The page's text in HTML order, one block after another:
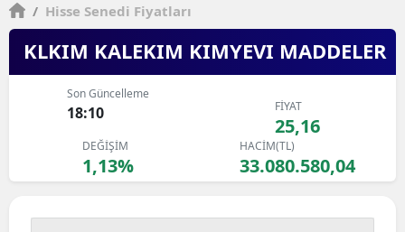
Amasya
Antalya
Artvin
/ Hisse Senedi Fiyatları
KLKIM KALEKIM KIMYEVI MADDELER
Son Güncelleme
18:10 FİYAT
25,16
DEĞİŞİM
1,13%
HACİM(TL)
33.080.580,04